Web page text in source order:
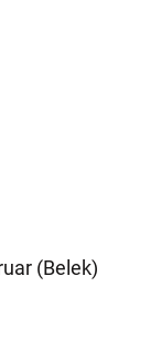
(Belek)